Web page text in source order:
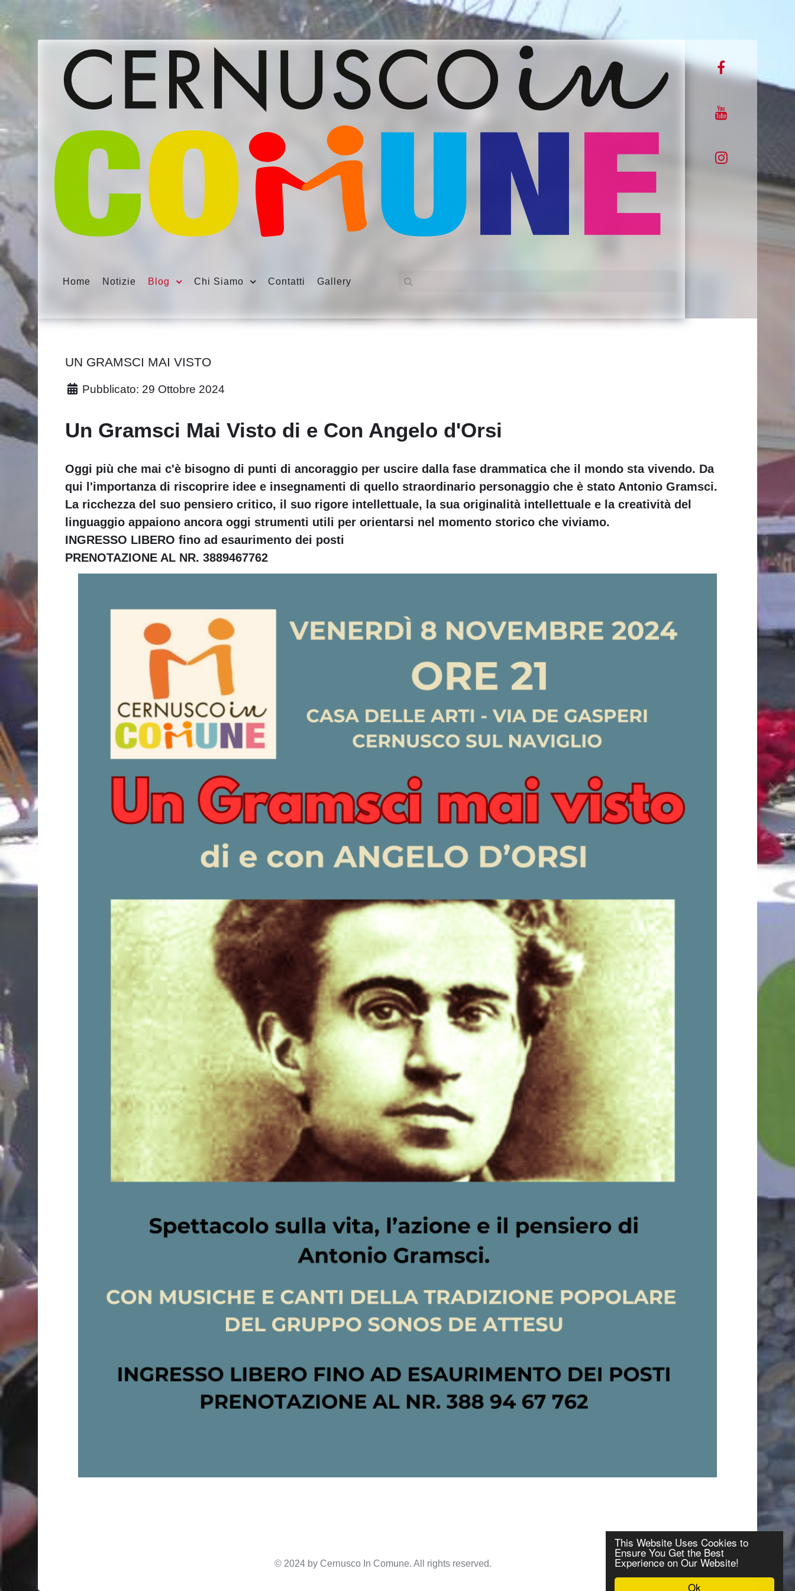
Ok
This Website Uses Cookies to
Ensure You Get the Best
Experience on Our Website!
Home Notizie Blog Chi Siamo Contatti Gallery
UN GRAMSCI MAI VISTO
Pubblicato: 29 Ottobre 2024
Un Gramsci Mai Visto di e Con Angelo d'Orsi
Oggi più che mai c'è bisogno di punti di ancoraggio per uscire dalla fase drammatica che il mondo sta vivendo. Da
qui l'importanza di riscoprire idee e insegnamenti di quello straordinario personaggio che è stato Antonio Gramsci.
La ricchezza del suo pensiero critico, il suo rigore intellettuale, la sua originalità intellettuale e la creatività del
linguaggio appaiono ancora oggi strumenti utili per orientarsi nel momento storico che viviamo.
INGRESSO LIBERO fino ad esaurimento dei posti
PRENOTAZIONE AL NR. 3889467762
© 2024 by Cernusco In Comune. All rights reserved. Top